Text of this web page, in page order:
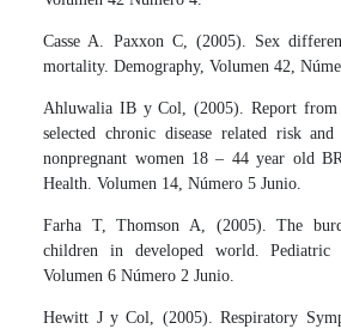
Casse A. Paxxon C, (2005). Sex
mortality. Demography, Volumen 42,
Ahluwalia IB y Col, (2005). Report from
selected chronic disease related risk
nonpregnant women 18 – 44 year old
Health. Volumen 14, Número 5 Junio.
Farha T, Thomson A, (2005). The
children in developed world. Pediatric
Volumen 6 Número 2 Junio.
Hewitt J y Col, (2005). Respiratory